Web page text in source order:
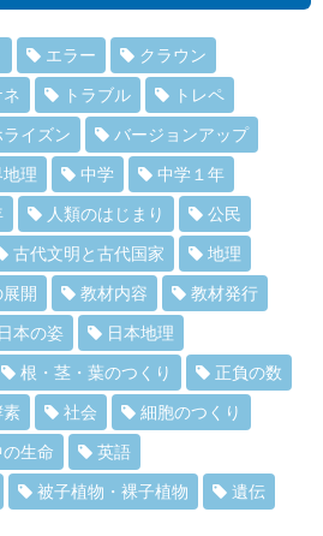
エラー クラウン
ネ トラブル トレペ
ライズン バージョンアップ
理 中学 中学１年
人類のはじまり 公民
古代文明と古代国家 地理
開 教材内容 教材発行
日本の姿 日本地理
根・茎・葉のつくり 正負の数
素 社会 細胞のつくり
の生命 英語
被子植物・裸子植物 遺伝